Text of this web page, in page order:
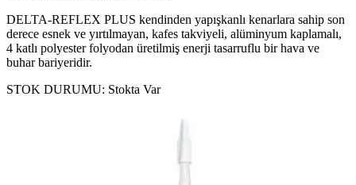
DELTA-REFLEX PLUS kendinden yapışkanlı kenarlara sahip son
derece esnek ve yırtılmayan, kafes takviyeli, alüminyum kaplamalı,
4 katlı polyester folyodan üretilmiş enerji tasarruflu bir hava ve
buhar bariyeridir.
STOK DURUMU: Stokta Var